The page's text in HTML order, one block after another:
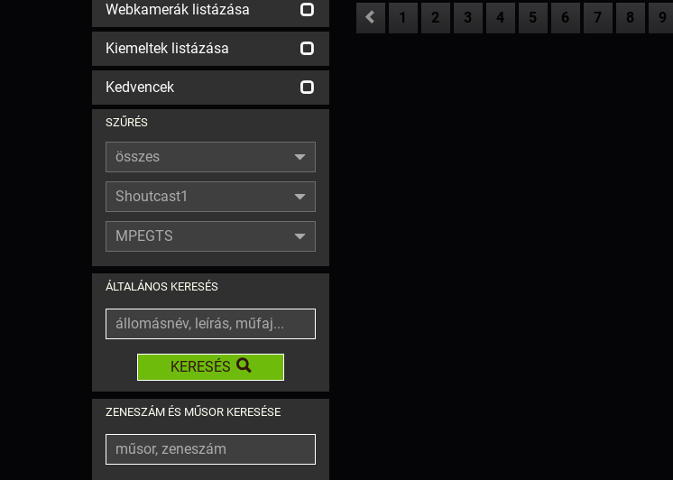
Webkamerák listázása
Kiemeltek listázása
Kedvencek
SZŰRÉS
összes
Shoutcast1
MPEGTS
ÁLTALÁNOS KERESÉS
KERESÉS
ZENESZÁM ÉS MŰSOR KERESÉSE
1 2 3 4 5 6 7 8 9